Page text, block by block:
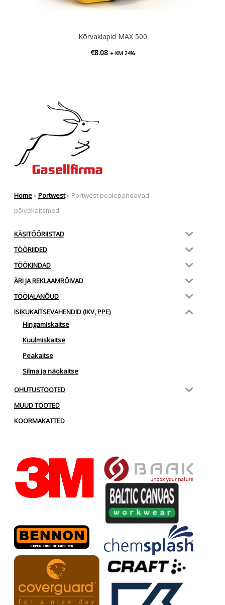
Kõrvaklapid MAX 500
€8.08 + KM 24%
Home»Portwest» Portwest pealepandavad
põlvekaitsmed
KÄSITÖÖRIISTAD
TÖÖRIIDED
TÖÖKINDAD
ÄRI JA REKLAAMRÕIVAD
TÖÖJALANÕUD
ISIKUKAITSEVAHENDID (IKV, PPE)
Hingamiskaitse
Kuulmiskaitse
Peakaitse
Silma ja näokaitse
OHUTUSTOOTED
MUUD TOOTED
KOORMAKATTED